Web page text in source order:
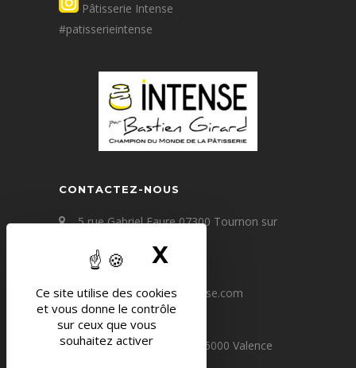
Ce site utilise des cookies
et vous donne le contrôle
sur ceux que vous
souhaitez activer
X
Pâtisserie Intense
#patisserieintense
CONTACTEZ-NOUS
5 rue Gabriel Faure 07300 Tournon sur
+33(0) 4 75 09 67 60
contact@patisserie-intense.com
64 avenue Victor Hugo 26000 Valence